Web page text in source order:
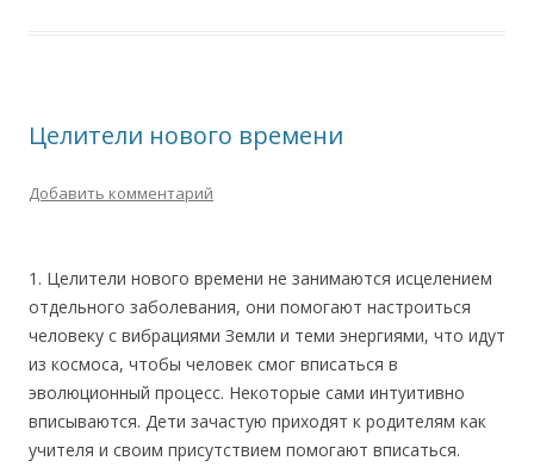
Целители нового времени
Добавить комментарий
1. Целители нового времени не занимаются исцелением
отдельного заболевания, они помогают настроиться
человеку с вибрациями Земли и теми энергиями, что идут
из космоса, чтобы человек смог вписаться в
эволюционный процесс. Некоторые сами интуитивно
вписываются. Дети зачастую приходят к родителям как
учителя и своим присутствием помогают вписаться.